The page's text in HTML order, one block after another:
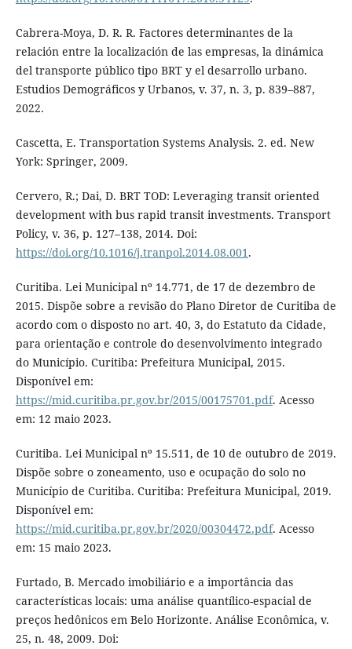
Cabrera-Moya, D. R. R. Factores determinantes de la
relación entre la localización de las empresas, la dinámica
del transporte público tipo BRT y el desarrollo urbano.
Estudios Demográficos y Urbanos, v. 37, n. 3, p. 839–887,
2022.
Cascetta, E. Transportation Systems Analysis. 2. ed. New
York: Springer, 2009.
Cervero, R.; Dai, D. BRT TOD: Leveraging transit oriented
development with bus rapid transit investments. Transport
Policy, v. 36, p. 127–138, 2014. Doi:
https://doi.org/10.1016/j.tranpol.2014.08.001.
Curitiba. Lei Municipal nº 14.771, de 17 de dezembro de
2015. Dispõe sobre a revisão do Plano Diretor de Curitiba de
acordo com o disposto no art. 40, 3, do Estatuto da Cidade,
para orientação e controle do desenvolvimento integrado
do Município. Curitiba: Prefeitura Municipal, 2015.
Disponível em:
https://mid.curitiba.pr.gov.br/2015/00175701.pdf. Acesso
em: 12 maio 2023.
Curitiba. Lei Municipal nº 15.511, de 10 de outubro de 2019.
Dispõe sobre o zoneamento, uso e ocupação do solo no
Município de Curitiba. Curitiba: Prefeitura Municipal, 2019.
Disponível em:
https://mid.curitiba.pr.gov.br/2020/00304472.pdf. Acesso
em: 15 maio 2023.
Furtado, B. Mercado imobiliário e a importância das
características locais: uma análise quantílico-espacial de
preços hedônicos em Belo Horizonte. Análise Econômica, v.
25, n. 48, 2009. Doi: